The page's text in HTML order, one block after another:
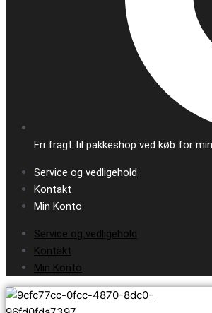
Fri fragt til pakkeshop ved køb for
Service og vedligehold
Kontakt
Min Konto
Service og vedligehold
Kontakt
Min Konto